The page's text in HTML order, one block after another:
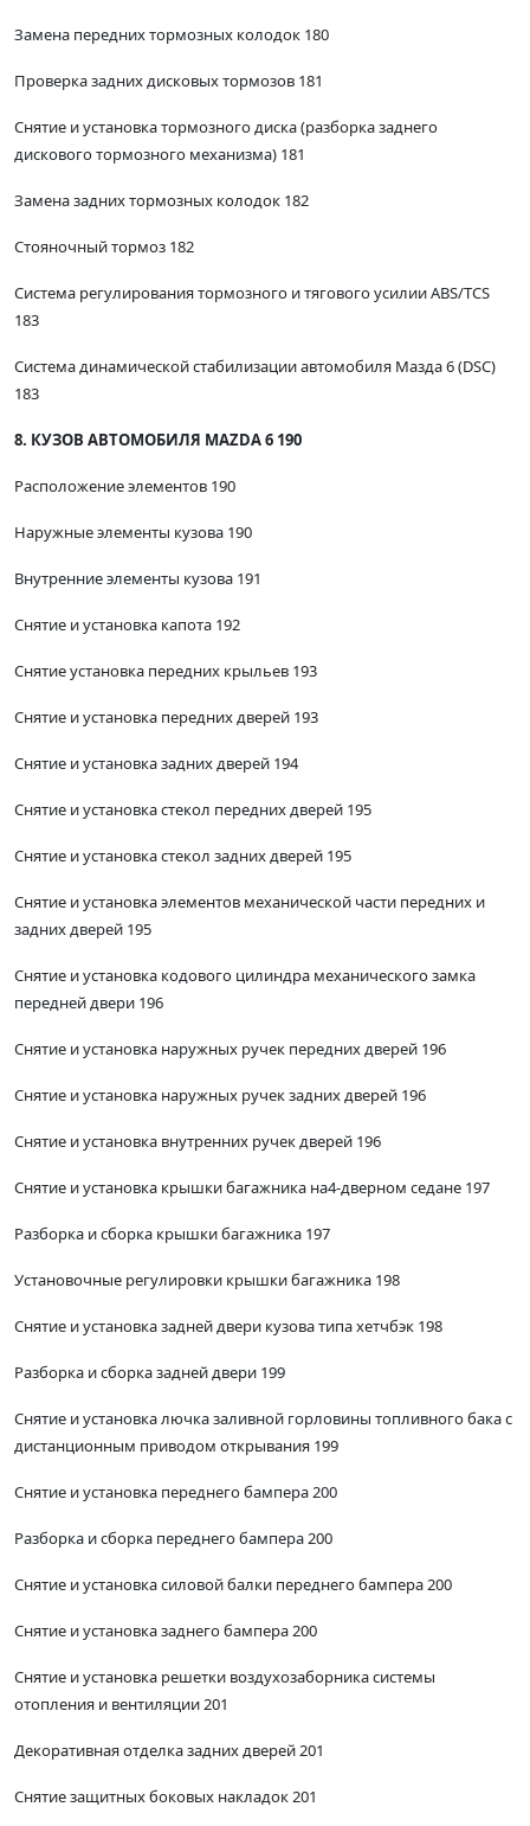
Замена передних тормозных колодок 180
Проверка задних дисковых тормозов 181
Снятие и установка тормозного диска (разборка заднего
дискового тормозного механизма) 181
Замена задних тормозных колодок 182
Стояночный тормоз 182
Система регулирования тормозного и тягового усилии ABS/TCS
183
Система динамической стабилизации автомобиля Мазда 6 (DSC)
183
8. КУЗОВ АВТОМОБИЛЯ MAZDA 6 190
Расположение элементов 190
Наружные элементы кузова 190
Внутренние элементы кузова 191
Снятие и установка капота 192
Снятие установка передних крыльев 193
Снятие и установка передних дверей 193
Снятие и установка задних дверей 194
Снятие и установка стекол передних дверей 195
Снятие и установка стекол задних дверей 195
Снятие и установка элементов механической части передних и
задних дверей 195
Снятие и установка кодового цилиндра механического замка
передней двери 196
Снятие и установка наружных ручек передних дверей 196
Снятие и установка наружных ручек задних дверей 196
Снятие и установка внутренних ручек дверей 196
Снятие и установка крышки багажника на4-дверном седане 197
Разборка и сборка крышки багажника 197
Установочные регулировки крышки багажника 198
Снятие и установка задней двери кузова типа хетчбэк 198
Разборка и сборка задней двери 199
Снятие и установка лючка заливной горловины топливного бака с
дистанционным приводом открывания 199
Снятие и установка переднего бампера 200
Разборка и сборка переднего бампера 200
Снятие и установка силовой балки переднего бампера 200
Снятие и установка заднего бампера 200
Снятие и установка решетки воздухозаборника системы
отопления и вентиляции 201
Декоративная отделка задних дверей 201
Снятие защитных боковых накладок 201